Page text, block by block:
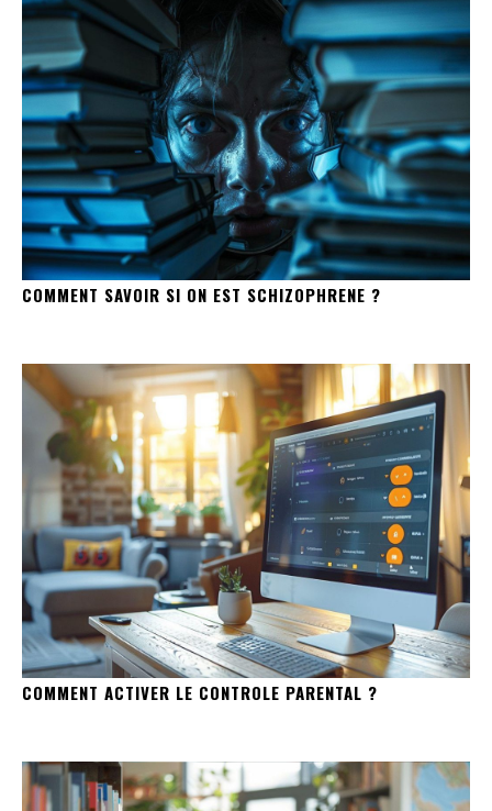
COMMENT SAVOIR SI ON EST SCHIZOPHRENE ?
COMMENT ACTIVER LE CONTROLE PARENTAL ?